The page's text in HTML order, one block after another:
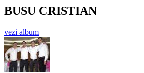
BUSU CRISTIAN
vezi album